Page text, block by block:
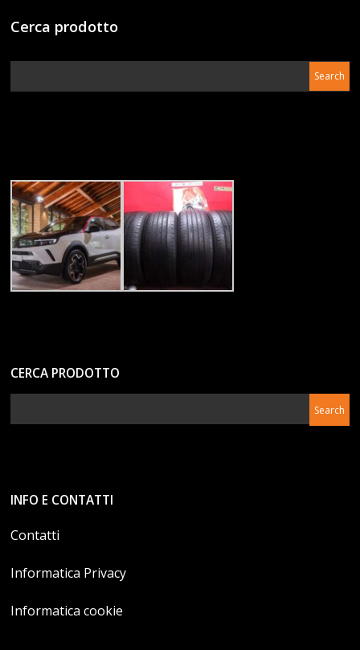
Cerca prodotto
CERCA PRODOTTO
INFO E CONTATTI
Contatti
Informatica Privacy
Informatica cookie